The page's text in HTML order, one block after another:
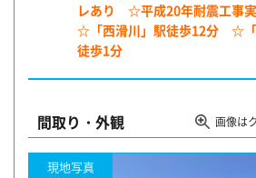
レあり ☆平成20年耐震工事
☆「西滑川」駅徒歩12分 ☆「
徒歩1分
間取り・外観 画像は
現地写真